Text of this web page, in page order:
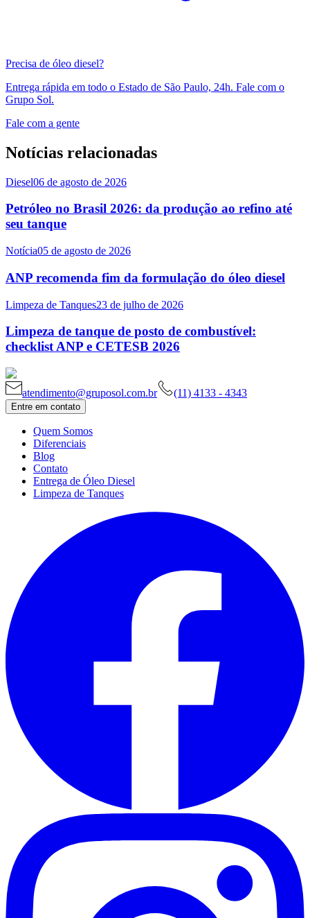
Precisa de óleo diesel?
Entrega rápida em todo o Estado de São Paulo, 24h. Fale com o
Grupo Sol.
Fale com a gente
Notícias relacionadas
Diesel06 de agosto de 2026
Petróleo no Brasil 2026: da produção ao refino até
seu tanque
Notícia05 de agosto de 2026
ANP recomenda fim da formulação do óleo diesel
Limpeza de Tanques23 de julho de 2026
Limpeza de tanque de posto de combustível:
checklist ANP e CETESB 2026
atendimento@gruposol.com.br (11) 4133 - 4343
Entre em contato
Quem Somos
Diferenciais
Blog
Contato
Entrega de Óleo Diesel
Limpeza de Tanques